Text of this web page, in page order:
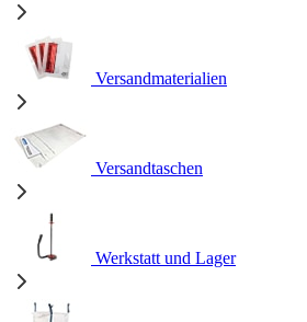
Versandmaterialien
Versandtaschen
Werkstatt und Lager